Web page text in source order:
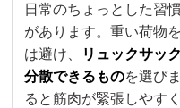
日常のちょっとした習
があります。重い荷物
は避け、
リュックサッ
分散できるものを選び
ると筋肉が緊張しやす